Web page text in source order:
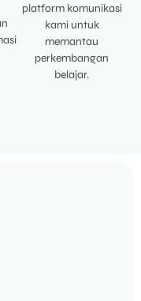
platform komunikasi
kami untuk
memantau
perkembangan
belajar.